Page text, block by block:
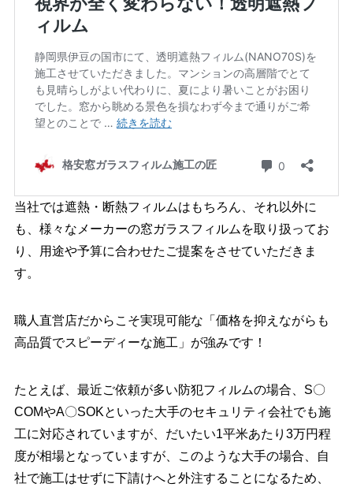
当社では遮熱・断熱フィルムはもちろん、それ以外に
も、様々なメーカーの窓ガラスフィルムを取り扱ってお
り、用途や予算に合わせたご提案をさせていただきま
す。
職人直営店だからこそ実現可能な「価格を抑えながらも
高品質でスピーディーな施工」が強みです！
たとえば、最近ご依頼が多い防犯フィルムの場合、S〇
COMやA〇SOKといった大手のセキュリティ会社でも施
工に対応されていますが、だいたい1平米あたり3万円程
度が相場となっていますが、このような大手の場合、自
社で施工はせずに下請けへと外注することになるため、